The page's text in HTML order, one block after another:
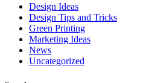
Design Ideas
Design Tips and Tricks
Green Printing
Marketing Ideas
News
Uncategorized